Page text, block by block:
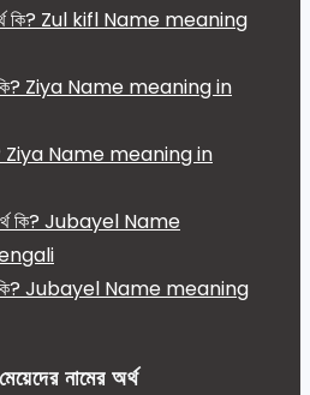
কি? Zul kifl Name meaning
Ziya Name meaning in
কি? Jubayel Name meaning
নামের অর্থ